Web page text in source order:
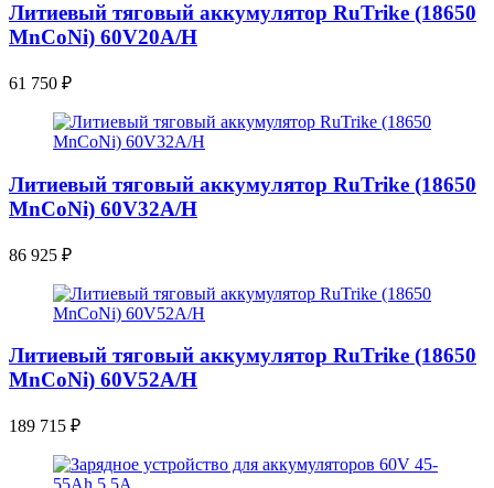
Литиевый тяговый аккумулятор RuTrike (18650
MnCoNi) 60V20A/H
61 750 ₽
Литиевый тяговый аккумулятор RuTrike (18650
MnCoNi) 60V32A/H
86 925 ₽
Литиевый тяговый аккумулятор RuTrike (18650
MnCoNi) 60V52A/H
189 715 ₽